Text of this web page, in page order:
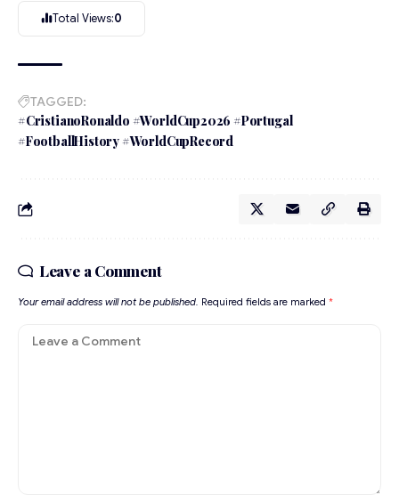
Total Views:0
TAGGED:
#CristianoRonaldo #WorldCup2026 #Portugal
#FootballHistory #WorldCupRecord
Leave a Comment
Your email address will not be published. Required fields are marked *